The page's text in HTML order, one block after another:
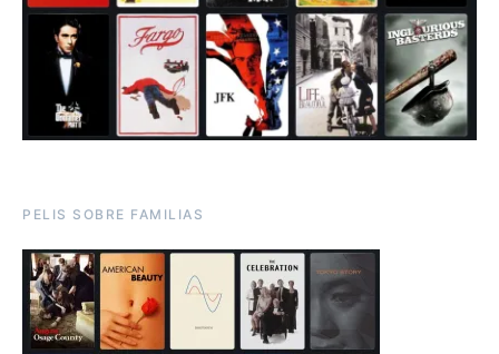
PELIS SOBRE FAMILIAS